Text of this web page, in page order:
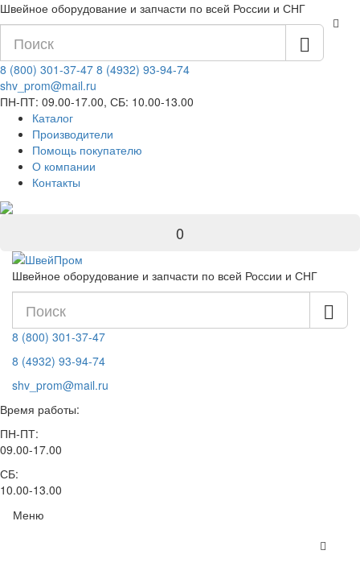
Швейное оборудование и запчасти по всей России и СНГ
8 (800) 301-37-47 8 (4932) 93-94-74
shv_prom@mail.ru
ПН-ПТ: 09.00-17.00, СБ: 10.00-13.00
Каталог
Производители
Помощь покупателю
О компании
Контакты
0
Швейное оборудование и запчасти по всей России и СНГ
8 (800) 301-37-47
8 (4932) 93-94-74
shv_prom@mail.ru
Время работы:
ПН-ПТ:
09.00-17.00
СБ:
10.00-13.00
Меню